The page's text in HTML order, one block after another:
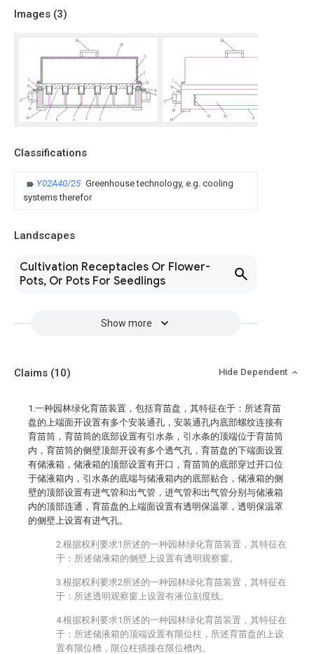
Images (3)
Classifications
Y02A40/25 Greenhouse technology, e.g. cooling
systems therefor
Landscapes
Cultivation Receptacles Or Flower-
Pots, Or Pots For Seedlings
Show more
Claims (10) Hide Dependent
1.一种园林绿化育苗装置，包括育苗盘，其特征在于：所述育苗
盘的上端面开设置有多个安装通孔，安装通孔内底部螺纹连接有
育苗筒，育苗筒的底部设置有引水条，引水条的顶端位于育苗筒
内，育苗筒的侧壁顶部开设有多个透气孔，育苗盘的下端面设置
有储液箱，储液箱的顶部设置有开口，育苗筒的底部穿过开口位
于储液箱内，引水条的底端与储液箱内的底部贴合，储液箱的侧
壁的顶部设置有进气管和出气管，进气管和出气管分别与储液箱
内的顶部连通，育苗盘的上端面设置有透明保温罩，透明保温罩
的侧壁上设置有进气孔。
2.根据权利要求1所述的一种园林绿化育苗装置，其特征在
于：所述储液箱的侧壁上设置有透明观察窗。
3.根据权利要求2所述的一种园林绿化育苗装置，其特征在
于：所述透明观察窗上设置有液位刻度线。
4.根据权利要求1所述的一种园林绿化育苗装置，其特征在
于：所述储液箱的顶端设置有限位柱，所述育苗盘的上设
置有限位槽，限位柱插接在限位槽内。